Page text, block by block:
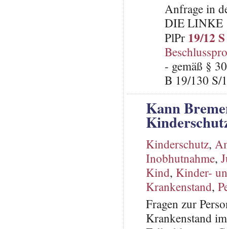
Anfrage in
DIE LINKE
PlPr 19/12 S
- gemäß §
B 19/130 S/
Kann
Kinderschutz,
Inobhutnahme,
Kind, Kinder-
Krankenstand,
Fragen zur
Krankenstand